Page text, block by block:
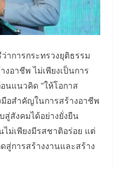
าการกระทรวงยุติธรรม
งอาชีพ ไม่เพียงเป็นการ
นแนวคิด “ให้โอกาส
มือสำคัญในการสร้างอาชีพ
สังคมได้อย่างยั่งยืน
ม่เพียงมีรสชาติอร่อย แต่
สู่การสร้างงานและสร้าง